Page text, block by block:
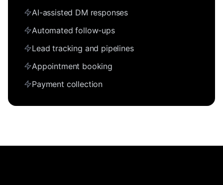
AI-assisted DM responses
Automated follow-ups
Lead tracking and pipelines
Appointment booking
Payment collection